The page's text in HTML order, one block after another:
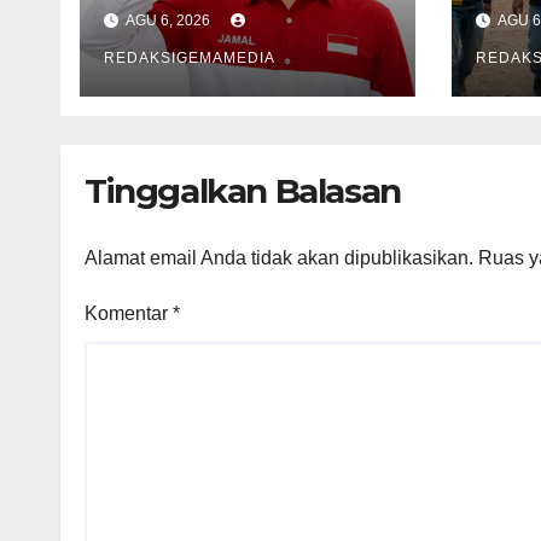
Bergerak Cepat,
Karena Nyawa
Tidak Bisa
Menunggu
AGU 6, 2026
REDAKSIGEMAMEDIA
AGU
Tinggalkan Balasan
Alamat email Anda tidak akan dipublikasikan. Ruas
Komentar *